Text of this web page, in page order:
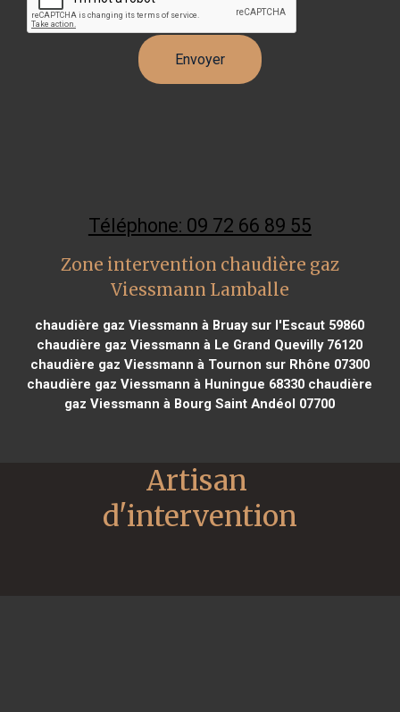
Téléphone: 09 72 66 89 55
Zone intervention chaudière gaz
Viessmann Lamballe
chaudière gaz Viessmann à Bruay sur l'Escaut 59860
chaudière gaz Viessmann à Le Grand Quevilly 76120
chaudière gaz Viessmann à Tournon sur Rhône 07300
chaudière gaz Viessmann à Huningue 68330 chaudière
gaz Viessmann à Bourg Saint Andéol 07700
Artisan
d'intervention